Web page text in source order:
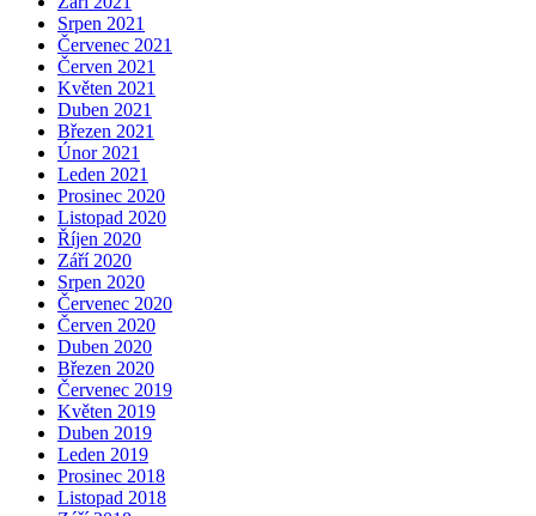
Srpen 2021
Červenec 2021
Červen 2021
Květen 2021
Duben 2021
Březen 2021
Únor 2021
Leden 2021
Prosinec 2020
Listopad 2020
Říjen 2020
Září 2020
Srpen 2020
Červenec 2020
Červen 2020
Duben 2020
Březen 2020
Červenec 2019
Květen 2019
Duben 2019
Leden 2019
Prosinec 2018
Listopad 2018